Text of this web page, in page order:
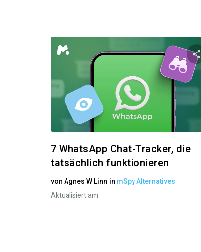
7 WhatsApp Chat-Tracker, die
tatsächlich funktionieren
vonAgnes W Linn in mSpy Alternatives
Aktualisiert am